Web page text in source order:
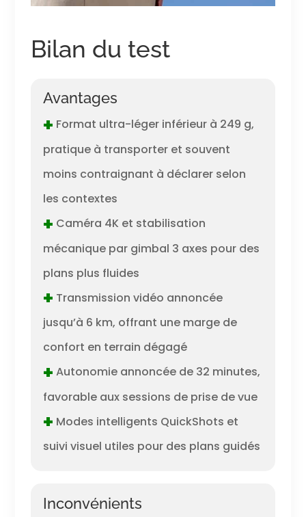
Bilan du test
Avantages
+ Format ultra-léger inférieur à 249 g,
pratique à transporter et souvent
moins contraignant à déclarer selon
les contextes
+ Caméra 4K et stabilisation
mécanique par gimbal 3 axes pour des
plans plus fluides
+ Transmission vidéo annoncée
jusqu’à 6 km, offrant une marge de
confort en terrain dégagé
+ Autonomie annoncée de 32 minutes,
favorable aux sessions de prise de vue
+ Modes intelligents QuickShots et
suivi visuel utiles pour des plans guidés
Inconvénients